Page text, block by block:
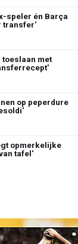
speler én Barça
transfer'
toeslaan met
op peperdure
opmerkelijke
tafel'